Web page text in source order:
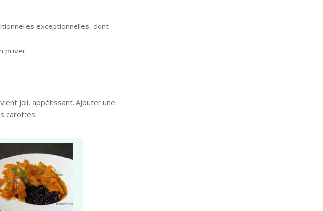
exceptionnelles, dont
priver.
joli, appétissant. Ajouter une
carottes.